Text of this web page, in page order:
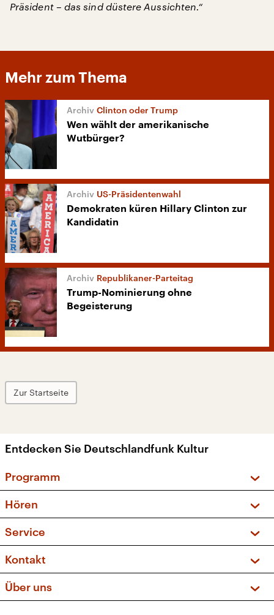
Präsident – das sind düstere Aussichten.“
Mehr zum Thema
Clinton oder Trump
Wen wählt der amerikanische
Wutbürger?
US-Präsidentenwahl
Demokraten küren Hillary Clinton zur
Kandidatin
Republikaner-Parteitag
Trump-Nominierung ohne
Begeisterung
Zur Startseite
Entdecken Sie Deutschlandfunk Kultur
Programm
Sendungen und Podcasts
Musikliste
Kakadu – Das Kinderprogramm
Hören
Frequenzen (UKW + DAB+)
Service
FAQ
Apps
Newsletter
Kontakt
Social Media
Über uns